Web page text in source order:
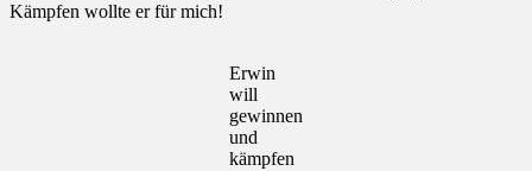
Kämpfen wollte er für mich!
Erwin
will
gewinnen
und
kämpfen